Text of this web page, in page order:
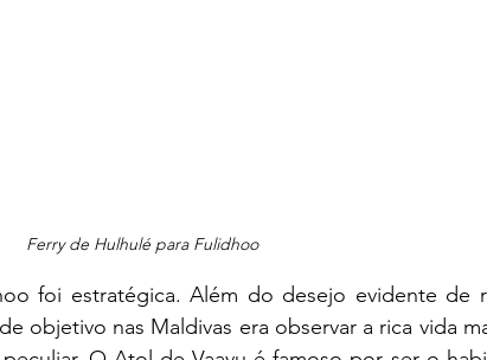
Ferry de Hulhulé para Fulidhoo
objetivo nas Maldivas era observar a rica vida